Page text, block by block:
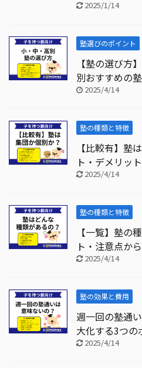
2025/1/14
塾選びのポイント
【塾の選び方
別おすすめの
2025/4/14
塾の種類と特徴
【比較有】塾
ト・デメリッ
2025/4/14
塾の種類と特徴
【一覧】塾の
ト・注意点か
2025/4/14
塾の効果と費用
週一回の塾通
大化する3つの
2025/4/14